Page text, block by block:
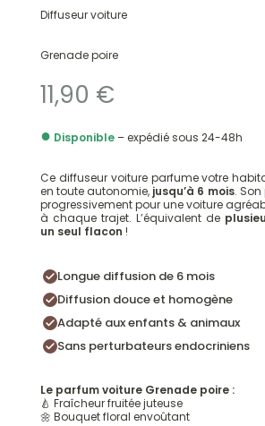
être
sur
page
produit
du
Diffuseur voiture
Grenade poire
11,90 €
● Disponible– expédié sous 24-48h
Ce diffuseur voiture parfume votre
en toute autonomie, jusqu’à 6 mois.
progressivement pour une voiture
à chaque trajet. L’équivalent de
un seul flacon !
Longue diffusion de 6 mois
Diffusion douce et homogène
Adapté aux enfants & animaux
Sans perturbateurs endocriniens
Le parfum voiture Grenade poire :
🍐 Fraîcheur fruitée juteuse
🌼 Bouquet floral envoûtant